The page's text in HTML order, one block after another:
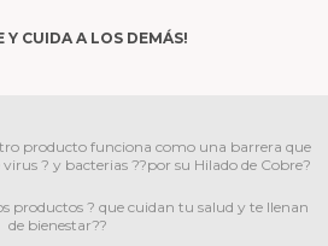
Y CUIDA A LOS DEMÁS!
producto funciona como una barrera que
virus ? y bacterias ??por su Hilado de Cobre?
productos ? que cuidan tu salud y te llenan
de bienestar??